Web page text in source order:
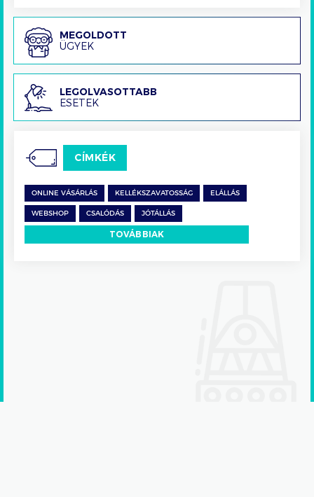
Megoldott
ügyek
MEGOLDOTT
ÜGYEK
Legolvasottabb
esetek
LEGOLVASOTTABB
ESETEK
CÍMKÉK
ONLINE VÁSÁRLÁS KELLÉKSZAVATOSSÁG ELÁLLÁS
WEBSHOP CSALÓDÁS JÓTÁLLÁS
TOVÁBBIAK